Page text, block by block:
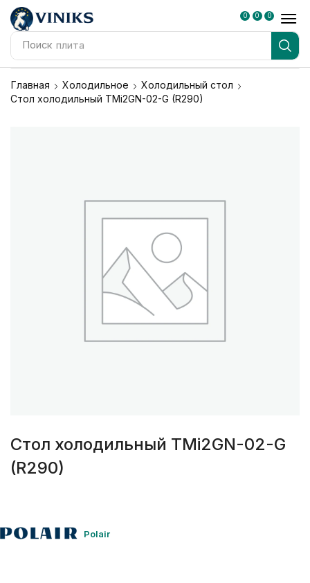
Поиск плита
0 0 0
Главная Холодильное
Холодильный стол
Стол холодильный TMi2GN-02-G (R290)
Стол холодильный TMi2GN-02-G
(R290)
Polair